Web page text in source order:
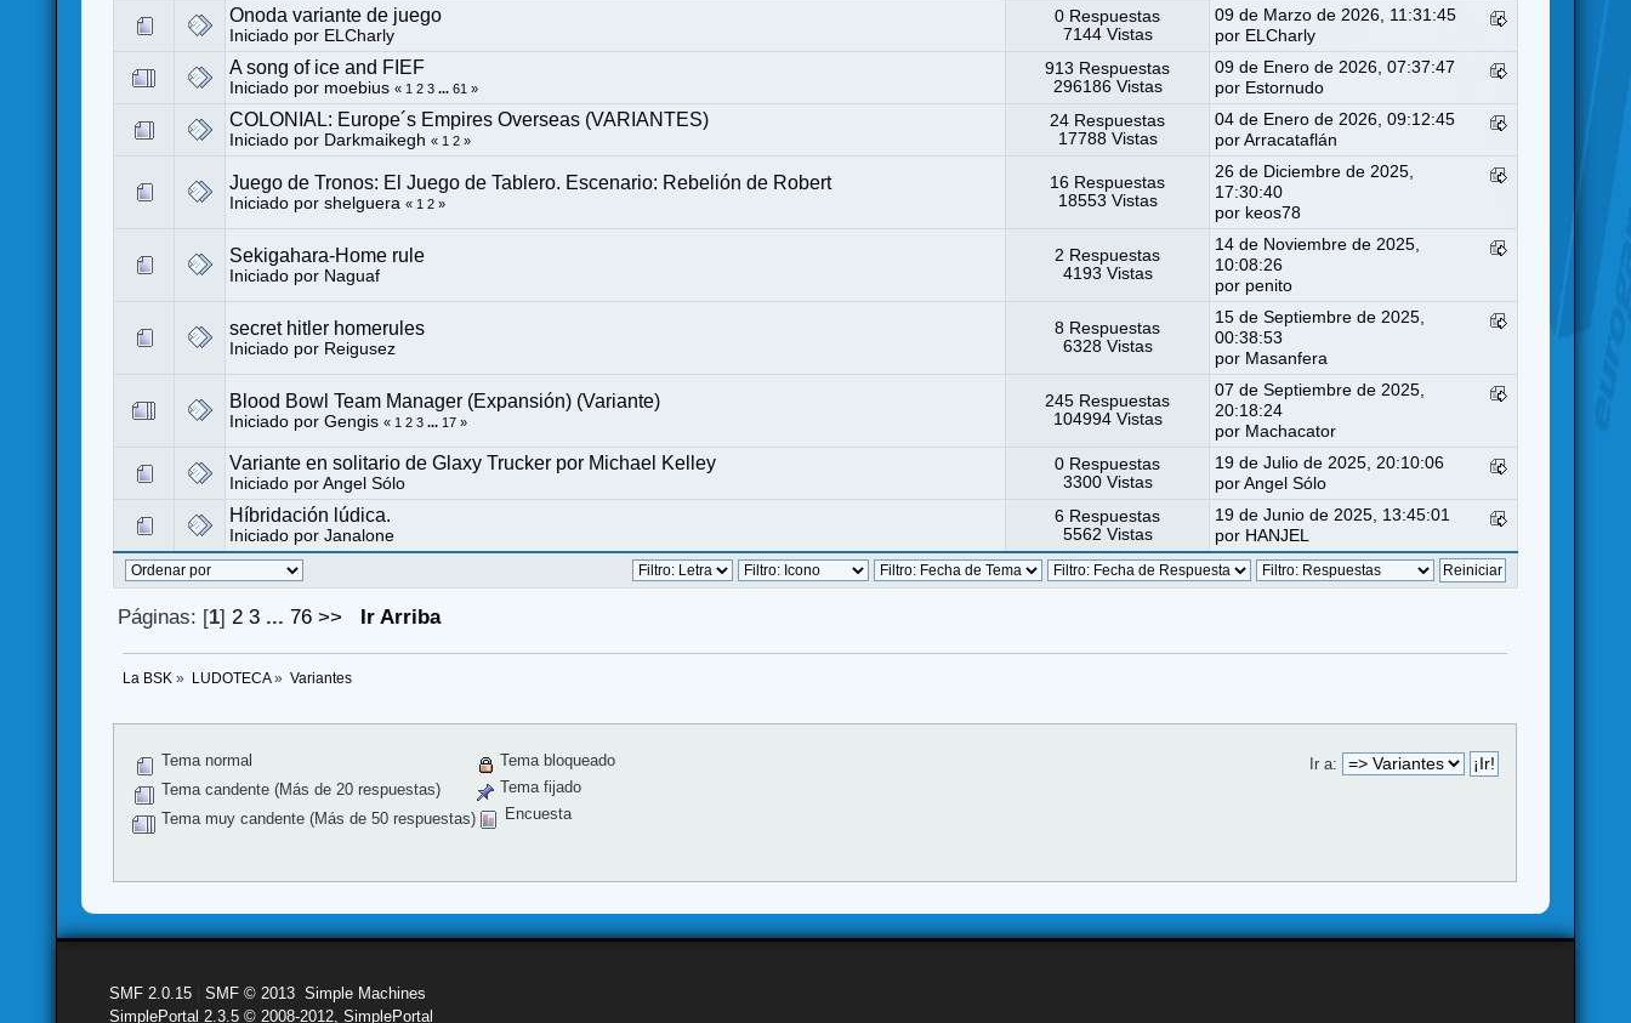
Onoda variante de juego
Iniciado por ELCharly
0 Respuestas
7144 Vistas
09 de Marzo de 2026, 11:31:45
por ELCharly
A song of ice and FIEF
Iniciado por moebius « 1 2 3 ...61 »
913 Respuestas
296186 Vistas
09 de Enero de 2026, 07:37:47
por Estornudo
COLONIAL: Europe´s Empires Overseas (VARIANTES)
Iniciado por Darkmaikegh « 1 2 »
24 Respuestas
17788 Vistas
04 de Enero de 2026, 09:12:45
porArracataflán
Juego de Tronos: El Juego de Tablero. Escenario: Rebelión de Robert
Iniciado porshelguera « 1 2 »
16 Respuestas
18553 Vistas
26 de Diciembre de 2025,
17:30:40
por keos78
Sekigahara-Home rule
Iniciado por Naguaf
2 Respuestas
4193 Vistas
14 de Noviembre de 2025,
10:08:26
por penito
secret hitler homerules
Iniciado por Reigusez
8 Respuestas
6328 Vistas
15 de Septiembre de 2025,
00:38:53
por Masanfera
Blood Bowl Team Manager (Expansión) (Variante)
Iniciado porGengis « 1 2 3 ... 17 »
245 Respuestas
104994 Vistas
07 de Septiembre de 2025,
20:18:24
por Machacator
Variante en solitario de Glaxy Trucker por Michael Kelley
Iniciado porAngel Sólo
0 Respuestas
3300 Vistas
19 de Julio de 2025, 20:10:06
porAngel Sólo
Híbridación lúdica.
Iniciado porJanalone
6 Respuestas
5562 Vistas
19 de Junio de 2025, 13:45:01
por HANJEL
Páginas: [1] 2 3 ... 76 >> Ir Arriba
La BSK » LUDOTECA» Variantes
Ir a:
Tema normal
Tema candente (Más de 20 respuestas)
Tema muy candente (Más de 50 respuestas)
Tema bloqueado
Tema fijado
Encuesta
SMF 2.0.15 |SMF © 2013 ,Simple Machines
SimplePortal 2.3.5 © 2008-2012, SimplePortal